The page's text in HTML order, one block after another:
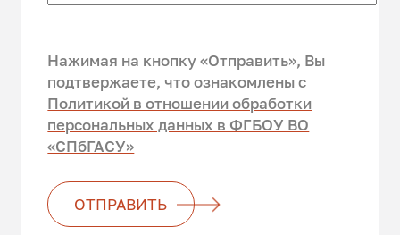
ОТПРАВИТЬ
Нажимая на кнопку «Отправить», Вы
подтвержаете, что ознакомлены c
Политикой в отношении обработки
персональных данных в ФГБОУ ВО
«СПбГАСУ»